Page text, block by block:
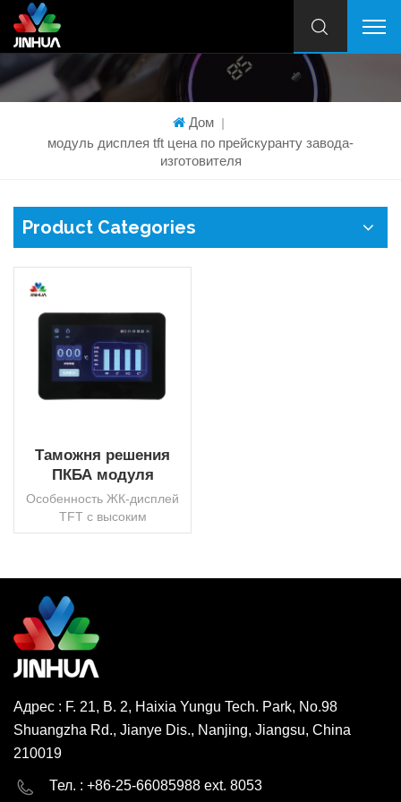
Дом |
модуль дисплея tft цена по прейскуранту завода-
изготовителя
Product Categories
Таможня решения
ПКБА модуля
дисплея ТФТ ЛКД с
доской ПКБ
Особенность ЖК-дисплей
TFT с высоким
разрешениемПользовательская
программное
обеспечениеBluetooth,
WIFI, Flash и т. Д.
Многофункциональная
реализация Быстрая
прототипаСтабильное
управление цепочками
ЧИТАТЬ ДАЛЕЕ
Адрес : F. 21, B. 2, Haixia Yungu Tech. Park, No.98
Shuangzha Rd., Jianye Dis., Nanjing, Jiangsu, China
210019
Тел. : +86-25-66085988 ext. 8053
English Deutsch